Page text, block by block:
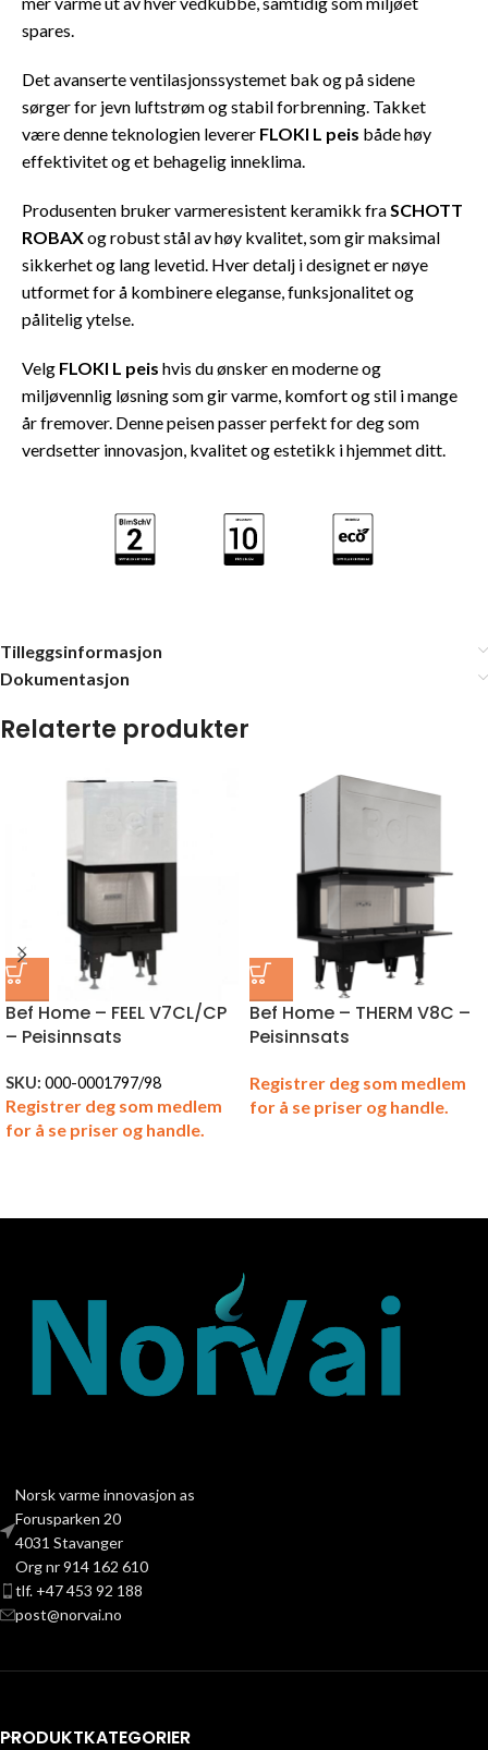
spares.
Det avanserte ventilasjonssystemet bak og på sidene
sørger for jevn luftstrøm og stabil forbrenning. Takket
være denne teknologien leverer FLOKI L peis både høy
effektivitet og et behagelig inneklima.
Produsenten bruker varmeresistent keramikk fra SCHOTT
ROBAXog robust stål av høy kvalitet, som gir maksimal
sikkerhet og lang levetid. Hver detalj i designet er nøye
utformet for å kombinere eleganse, funksjonalitet og
pålitelig ytelse.
Velg FLOKI L peis hvis du ønsker en moderne og
miljøvennlig løsning som gir varme, komfort og stil i mange
år fremover. Denne peisen passer perfekt for deg som
verdsetter innovasjon, kvalitet og estetikk i hjemmet ditt.
Tilleggsinformasjon
Dokumentasjon
Relaterte produkter
Bef Home – FEEL V7CL/CP
– Peisinnsats
SKU: 000-0001797/98
Registrer deg som medlem
for å se priser og handle.
Bef Home – THERM V8C –
Peisinnsats
Registrer deg som medlem
for å se priser og handle.
Norsk varme innovasjon as
Forusparken 20
4031 Stavanger
Org nr 914 162 610
tlf. +47 453 92 188
post@norvai.no
PRODUKTKATEGORIER